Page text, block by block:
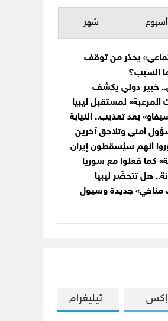
أسبوع شهر
يحذر من توقف
السبب؟
خبير دولي يكشف
المرعبة» لمستقبل ليبيا
بعد تعذيب.. النيابة
أمني وتلاحق آخرين
أنهم سيُسقطون إيران
هل تتحضّر ليبيا
مناخي» جديدة وسيول
إكس تيليغرام